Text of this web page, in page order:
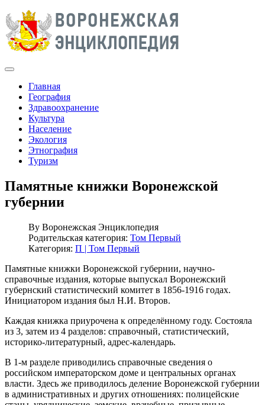
Главная
География
Здравоохранение
Культура
Население
Экология
Этнография
Туризм
Памятные книжки Воронежской
губернии
By Воронежская Энциклопедия
Родительская категория: Том Первый
Категория: П | Том Первый
Памятные книжки Воронежской губернии, научно-
справочные издания, которые выпускал Воронежский
губернский статистический комитет в 1856-1916 годах.
Инициатором издания был Н.И. Второв.
Каждая книжка приурочена к определённому году. Состояла
из 3, затем из 4 разделов: справочный, статистический,
историко-литературный, адрес-календарь.
В 1-м разделе приводились справочные сведения о
российском императорском доме и центральных органах
власти. Здесь же приводилось деление Воронежской губернии
в административных и других отношениях: полицейские